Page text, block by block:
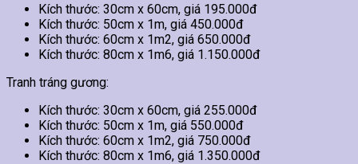
Kích thước: 30cm x 60cm, giá 195.000đ
Kích thước: 50cm x 1m, giá 450.000đ
Kích thước: 60cm x 1m2, giá 650.000đ
Kích thước: 80cm x 1m6, giá 1.150.000đ
Tranh tráng gương:
Kích thước: 30cm x 60cm, giá 255.000đ
Kích thước: 50cm x 1m, giá 550.000đ
Kích thước: 60cm x 1m2, giá 750.000đ
Kích thước: 80cm x 1m6, giá 1.350.000đ